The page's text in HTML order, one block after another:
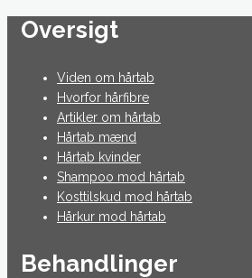
Oversigt
Viden om hårtab
Hvorfor hårfibre
Artikler om hårtab
Hårtab mænd
Hårtab kvinder
Shampoo mod hårtab
Kosttilskud mod hårtab
Hårkur mod hårtab
Behandlinger